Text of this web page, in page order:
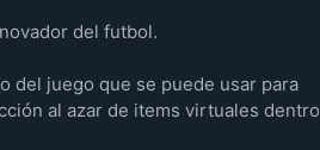
del futbol.
del juego que se puede usar para
al azar de items virtuales dentro